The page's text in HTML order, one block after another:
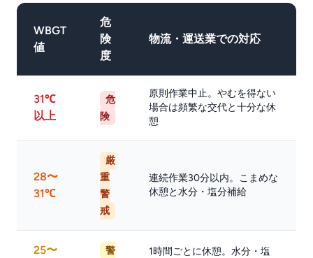
WBGT
値
危
険
度
物流・運送業での対応
31℃
以上
危
険
原則作業中止。やむを得ない
場合は頻繁な交代と十分な休
憩
28〜
31℃
厳
重
警
戒
連続作業30分以内。こまめな
休憩と水分・塩分補給
25〜
警
1時間ごとに休憩。水分・塩